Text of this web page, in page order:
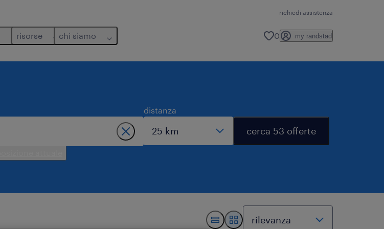
richiedi assistenza
risorse chi siamo 0 my randstad
distanza
cerca 53 offerte